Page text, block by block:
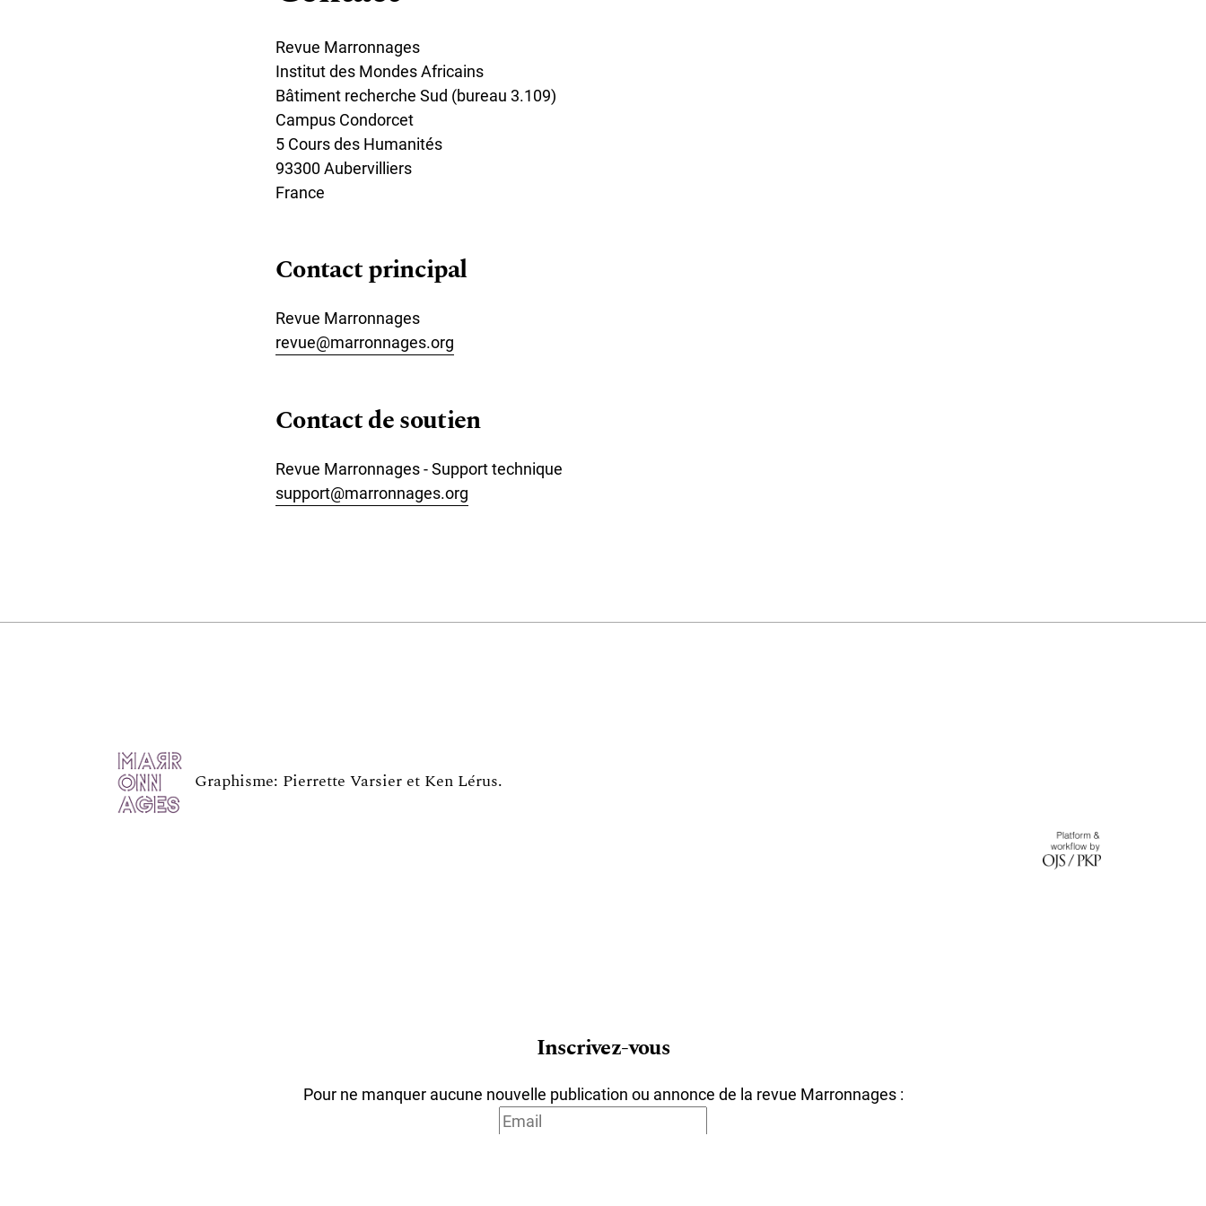
Revue Marronnages
Institut des Mondes Africains
Bâtiment recherche Sud (bureau 3.109)
Campus Condorcet
5 Cours des Humanités
93300 Aubervilliers
France
Contact principal
Revue Marronnages
revue@marronnages.org
Contact de soutien
Revue Marronnages - Support technique
support@marronnages.org
Graphisme: Pierrette Varsier et Ken Lérus.
Inscrivez-vous
Pour ne manquer aucune nouvelle publication ou annonce de la revue Marronnages :